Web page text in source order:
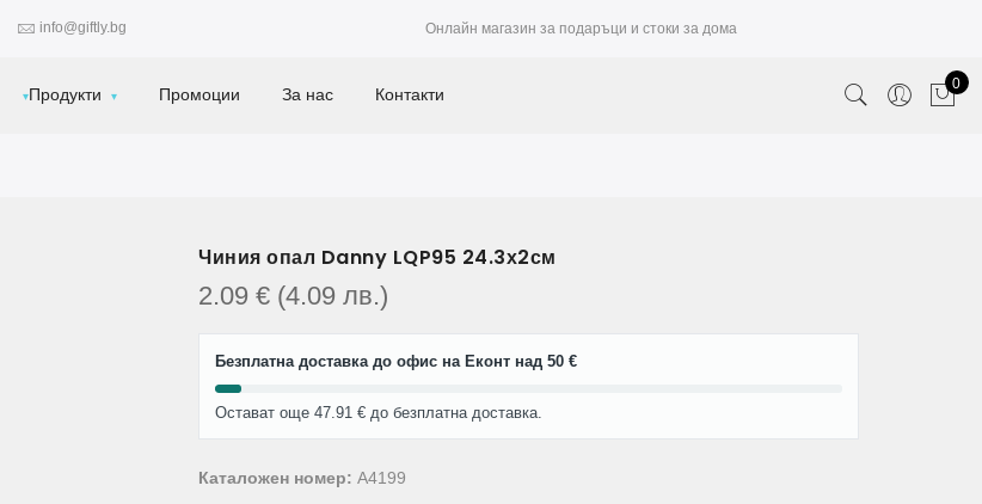
info@giftly.bg Онлайн магазин за подаръци и стоки за дома
Продукти Промоции За нас Контакти 0
Чиния опал Danny LQP95 24.3х2см
2.09 € (4.09 лв.)
Безплатна доставка до офис на Еконт над 50 €
Остават още 47.91 € до безплатна доставка.
Каталожен номер: A4199